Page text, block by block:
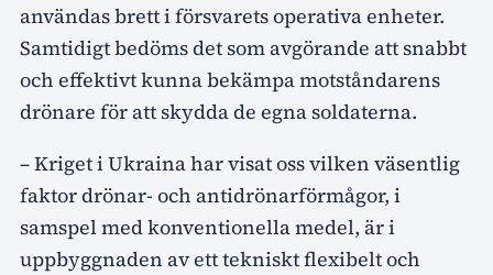
användas brett i försvarets operativa enheter.
Samtidigt bedöms det som avgörande att snabbt
och effektivt kunna bekämpa motståndarens
drönare för att skydda de egna soldaterna.
– Kriget i Ukraina har visat oss vilken väsentlig
faktor drönar- och antidrönarförmågor, i
samspel med konventionella medel, är i
uppbyggnaden av ett tekniskt flexibelt och